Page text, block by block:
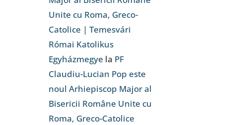
Unite cu Roma, Greco-
Catolice | Temesvári
Római Katolikus
Egyházmegye la PF
Claudiu-Lucian Pop este
noul Arhiepiscop Major al
Bisericii Române Unite cu
Roma, Greco-Catolice